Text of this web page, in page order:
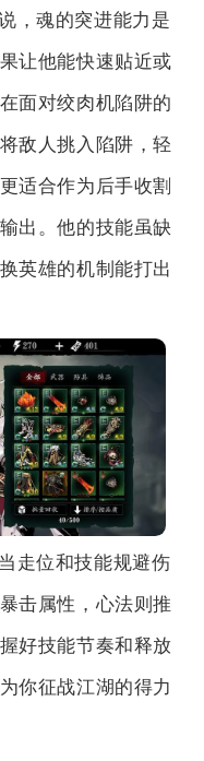
，魂的突进能力是
让他能快速贴近或
面对绞肉机陷阱的
敌人挑入陷阱，轻
适合作为后手收割
出。他的技能虽缺
英雄的机制能打出
走位和技能规避伤
击属性，心法则推
好技能节奏和释放
你征战江湖的得力